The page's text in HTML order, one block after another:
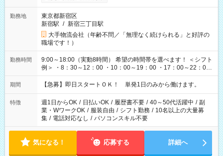
勤務地
東京都新宿区
新宿駅 / 新宿三丁目駅
大手物流会社（年齢不問／「無理なく続けられる」と好評の
職場です！）
勤務時間
9:00～18:00（実動8時間） 希望の時間帯を選べます！ ＜シフト
例＞ ・8：30～12：00 ・10：00～19：00 ・17：00～22：00
・13：00～22：00 ・22：00～翌6：00 など
期間 【急募】即日スタートＯＫ！ 単発1日のみから働けます。
特徴 週1日からOK / 日払いOK / 履歴書不要 / 40～50代活躍中 / 副
業・WワークOK / 服装自由 / シフト勤務 / 10名以上の大量募
集 / 電話対応なし / パソコンスキル不要
気になる！ 応募する 詳細へ